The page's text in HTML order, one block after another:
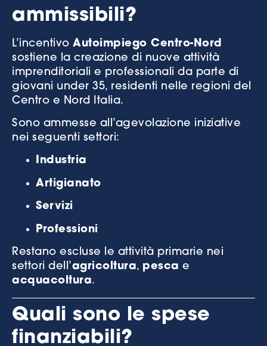
ammissibili?
L’incentivo Autoimpiego Centro-Nord
sostiene la creazione di nuove attività
imprenditoriali e professionali da parte di
giovani under 35, residenti nelle regioni del
Centro e Nord Italia.
Sono ammesse all’agevolazione iniziative
nei seguenti settori:
Industria
Artigianato
Servizi
Professioni
Restano escluse le attività primarie nei
settori dell’agricoltura, pesca e
acquacoltura.
Quali sono le spese
finanziabili?